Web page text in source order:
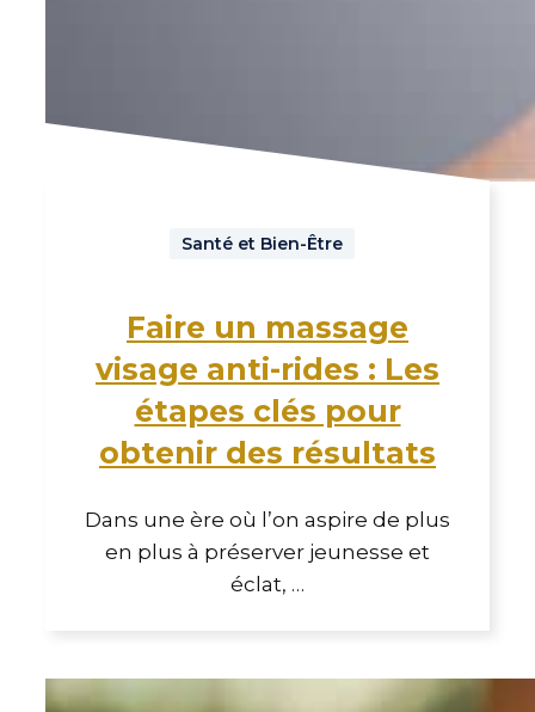
Santé et Bien-Être
Faire un massage
visage anti-rides : Les
étapes clés pour
obtenir des résultats
Dans une ère où l’on aspire de plus
en plus à préserver jeunesse et
éclat, …